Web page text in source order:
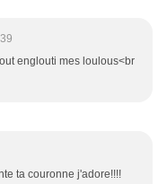
englouti mes loulous<br
ta couronne j'adore!!!!